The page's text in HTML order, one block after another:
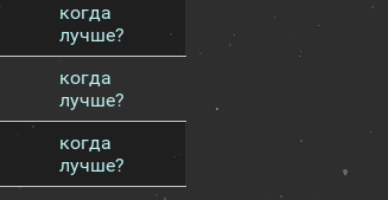
когда
лучше?
когда
лучше?
когда
лучше?